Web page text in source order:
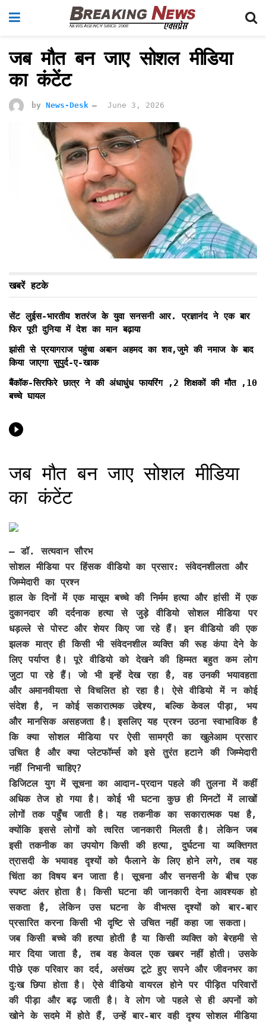
जब मौत बन जाए सोशल मीडिया
का कंटेंट
by News-Desk June 3, 2026
खबरें हटके
सेंट लुईस-भारतीय शतरंज के युवा सनसनी आर. प्रज्ञानंद ने एक बार
फिर पूरी दुनिया में देश का मान बढ़ाया
झांसी से प्रयागराज पहुंचा अबान अहमद का शव,जुमे की नमाज के बाद
किया जाएगा सुपुर्द-ए-खाक
बैंकॉक-सिरफिरे छात्र ने की अंधाधुंध फायरिंग ,2 शिक्षकों की मौत ,10
बच्चे घायल
जब मौत बन जाए सोशल मीडिया
का कंटेंट
– डॉ. सत्यवान सौरभ
सोशल मीडिया पर हिंसक वीडियो का प्रसार: संवेदनशीलता और
जिम्मेदारी का प्रश्न
हाल के दिनों में एक मासूम बच्चे की निर्मम हत्या और हांसी में एक
दुकानदार की दर्दनाक हत्या से जुड़े वीडियो सोशल मीडिया पर
धड़ल्ले से पोस्ट और शेयर किए जा रहे हैं। इन वीडियो की एक
झलक मात्र ही किसी भी संवेदनशील व्यक्ति की रूह कंपा देने के
लिए पर्याप्त है। पूरे वीडियो को देखने की हिम्मत बहुत कम लोग
जुटा पा रहे हैं। जो भी इन्हें देख रहा है, वह उनकी भयावहता
और अमानवीयता से विचलित हो रहा है। ऐसे वीडियो में न कोई
संदेश है, न कोई सकारात्मक उद्देश्य, बल्कि केवल पीड़ा, भय
और मानसिक असहजता है। इसलिए यह प्रश्न उठना स्वाभाविक है
कि क्या सोशल मीडिया पर ऐसी सामग्री का खुलेआम प्रसार
उचित है और क्या प्लेटफॉर्म्स को इसे तुरंत हटाने की जिम्मेदारी
नहीं निभानी चाहिए?
डिजिटल युग में सूचना का आदान-प्रदान पहले की तुलना में कहीं
अधिक तेज हो गया है। कोई भी घटना कुछ ही मिनटों में लाखों
लोगों तक पहुँच जाती है। यह तकनीक का सकारात्मक पक्ष है,
क्योंकि इससे लोगों को त्वरित जानकारी मिलती है। लेकिन जब
इसी तकनीक का उपयोग किसी की हत्या, दुर्घटना या व्यक्तिगत
त्रासदी के भयावह दृश्यों को फैलाने के लिए होने लगे, तब यह
चिंता का विषय बन जाता है। सूचना और सनसनी के बीच एक
स्पष्ट अंतर होता है। किसी घटना की जानकारी देना आवश्यक हो
सकता है, लेकिन उस घटना के वीभत्स दृश्यों को बार-बार
प्रसारित करना किसी भी दृष्टि से उचित नहीं कहा जा सकता।
जब किसी बच्चे की हत्या होती है या किसी व्यक्ति को बेरहमी से
मार दिया जाता है, तब वह केवल एक खबर नहीं होती। उसके
पीछे एक परिवार का दर्द, असंख्य टूटे हुए सपने और जीवनभर का
दुःख छिपा होता है। ऐसे वीडियो वायरल होने पर पीड़ित परिवारों
की पीड़ा और बढ़ जाती है। वे लोग जो पहले से ही अपनों को
खोने के सदमे में होते हैं, उन्हें बार-बार वही दृश्य सोशल मीडिया